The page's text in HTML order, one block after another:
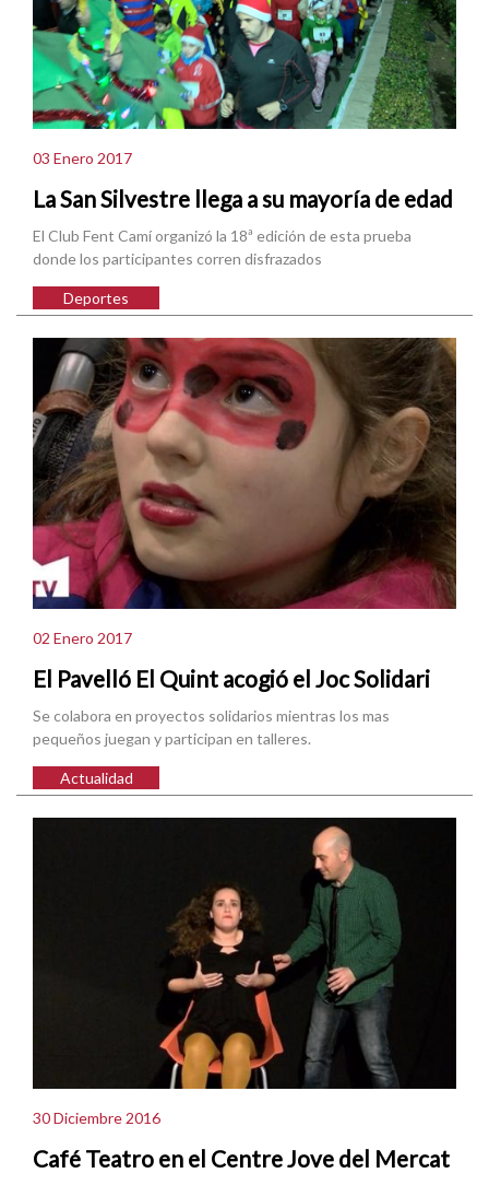
03 Enero 2017
La San Silvestre llega a su mayoría de edad
El Club Fent Camí organizó la 18ª edición de esta prueba
donde los participantes corren disfrazados
Deportes
02 Enero 2017
El Pavelló El Quint acogió el Joc Solidari
Se colabora en proyectos solidarios mientras los mas
pequeños juegan y participan en talleres.
Actualidad
30 Diciembre 2016
Café Teatro en el Centre Jove del Mercat